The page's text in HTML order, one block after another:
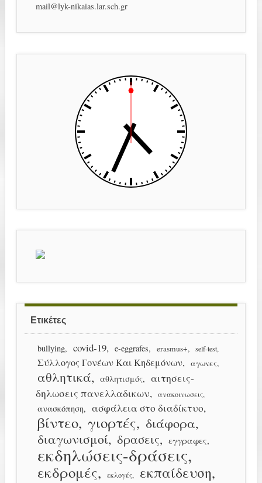
mail@lyk-nikaias.lar.sch.gr
Ετικέτες
bullying covid-19 e-eggrafes erasmus+ self-test
Σύλλογος Γονέων Και Κηδεμόνων αγωνες
αθλητικά αθλητισμός
αιτησεις-
δηλωσεις πανελλαδικων
ανακοινωσεις
ανασκόπηση ασφάλεια στο διαδίκτυο
βίντεο γιορτές
διάφορα
διαγωνισμοί
δρασεις εγγραφες
εκδηλώσεις-δράσεις
εκδρομές εκλογές εκπαίδευση